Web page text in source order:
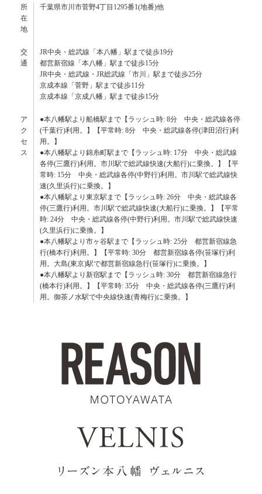
所
在
地
千葉県市川市菅野4丁目1295番1(地番)他
交
通
JR中央・総武線「本八幡」駅まで徒歩19分
都営新宿線「本八幡」駅まで徒歩15分
JR中央・総武線・JR総武線「市川」駅まで徒歩25分
京成本線「菅野」駅まで徒歩11分
京成本線「京成八幡」駅まで徒歩15分
ア
ク
セ
ス
●本八幡駅より船橋駅まで【ラッシュ時: 8分 中央・総武線各停
(千葉行)利用。】【平常時: 8分 中央・総武線各停(津田沼行)利
用。】
●本八幡駅より錦糸町駅まで【ラッシュ時: 17分 中央・総武線
各停(三鷹行)利用。市川駅で総武線快速(大船行)に乗換。】【平
常時: 15分 中央・総武線各停(中野行)利用。市川駅で総武線快
速(久里浜行)に乗換。】
●本八幡駅より東京駅まで【ラッシュ時: 26分 中央・総武線各
停(三鷹行)利用。市川駅で総武線快速(大船行)に乗換。】【平常
時: 24分 中央・総武線各停(中野行)利用。市川駅で総武線快速
(久里浜行)に乗換。】
●本八幡駅より市ヶ谷駅まで【ラッシュ時: 25分 都営新宿線急
行(橋本行)利用。】【平常時: 30分 都営新宿線各停(笹塚行)利
用。大島(東京)駅で都営新宿線急行(笹塚行)に乗換。】
●本八幡駅より新宿駅まで【ラッシュ時: 30分 都営新宿線急行
(橋本行)利用。】【平常時: 35分 中央・総武線各停(三鷹行)利
用。御茶ノ水駅で中央線快速(青梅行)に乗換。】